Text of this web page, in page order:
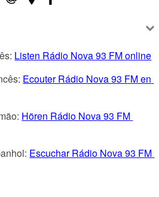
Listen Rádio Nova 93 FM online
Ecouter Rádio Nova 93 FM en
Hören Rádio Nova 93 FM
Escuchar Rádio Nova 93 FM